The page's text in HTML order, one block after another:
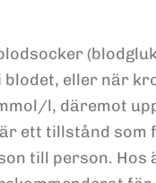
blodet, eller när
l, däremot
ett tillstånd
till person.